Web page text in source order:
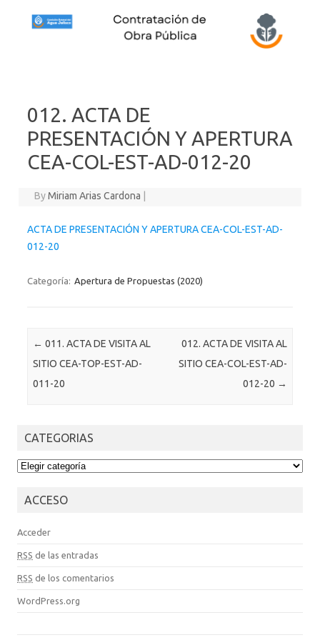
012. ACTA DE
PRESENTACIÓN Y APERTURA
CEA-COL-EST-AD-012-20
ByMiriam Arias Cardona
ACTA DE PRESENTACIÓN Y APERTURA CEA-COL-EST-AD-
012-20
Categoría: Apertura de Propuestas (2020)
Post navigation
← 011. ACTA DE VISITA AL
SITIO CEA-TOP-EST-AD-
011-20
012. ACTA DE VISITA AL
SITIO CEA-COL-EST-AD-
012-20 →
CATEGORIAS
CATEGORIAS
ACCESO
Acceder
RSS de las entradas
RSS de los comentarios
WordPress.org